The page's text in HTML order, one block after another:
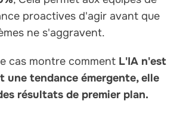
proactives d'agir avant que
ne s'aggravent.
cas montre comment L'IA n'est
une tendance émergente, elle
résultats de premier plan.